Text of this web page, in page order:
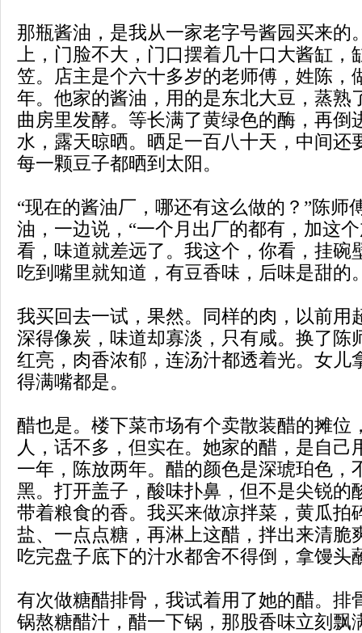
那瓶酱油，是我从一家老字号酱园买来的
上，门脸不大，门口摆着几十口大酱缸，
笠。店主是个六十多岁的老师傅，姓陈，
年。他家的酱油，用的是东北大豆，蒸熟
曲房里发酵。等长满了黄绿色的酶，再倒
水，露天晾晒。晒足一百八十天，中间还
每一颗豆子都晒到太阳。
“现在的酱油厂，哪还有这么做的？”陈师
油，一边说，“一个月出厂的都有，加这
看，味道就差远了。我这个，你看，挂碗
吃到嘴里就知道，有豆香味，后味是甜的
我买回去一试，果然。同样的肉，以前用
深得像炭，味道却寡淡，只有咸。换了陈
红亮，肉香浓郁，连汤汁都透着光。女儿
得满嘴都是。
醋也是。楼下菜市场有个卖散装醋的摊位
人，话不多，但实在。她家的醋，是自己
一年，陈放两年。醋的颜色是深琥珀色，
黑。打开盖子，酸味扑鼻，但不是尖锐的
带着粮食的香。我买来做凉拌菜，黄瓜拍
盐、一点点糖，再淋上这醋，拌出来清脆
吃完盘子底下的汁水都舍不得倒，拿馒头
有次做糖醋排骨，我试着用了她的醋。排
锅熬糖醋汁，醋一下锅，那股香味立刻飘